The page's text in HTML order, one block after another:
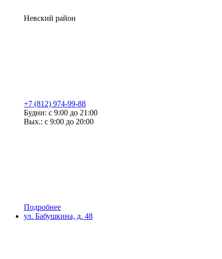
Невский район
+7 (812) 974-99-88
Будни: с 9:00 до 21:00
Вых.: с 9:00 до 20:00
Подробнее
ул. Бабушкина, д. 48